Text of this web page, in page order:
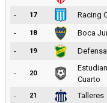
-
17 Racing
-
18 Boca
-
19
- 20
Cuarto
- 21 Talleres